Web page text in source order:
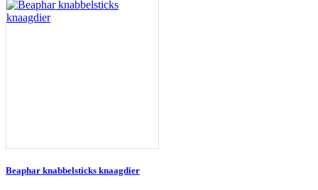
Beaphar knabbelsticks knaagdier